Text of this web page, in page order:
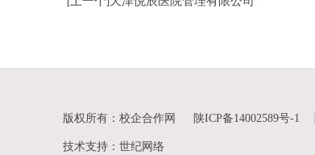
版权所有：校企合作网 陕ICP备14002589号-1
技术支持 ： 世纪网络